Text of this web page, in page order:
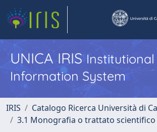
UNICA IRISInstitutional
Information System
IRIS Catalogo Ricerca Università di
3.1 Monografia o trattato scientifico